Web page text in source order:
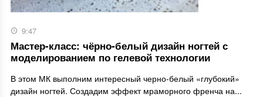
9:47
Мастер-класс: чёрно-белый дизайн ногтей с
моделированием по гелевой технологии
В этом МК выполним интересный черно-белый «глубокий»
дизайн ногтей. Создадим эффект мраморного френча на...